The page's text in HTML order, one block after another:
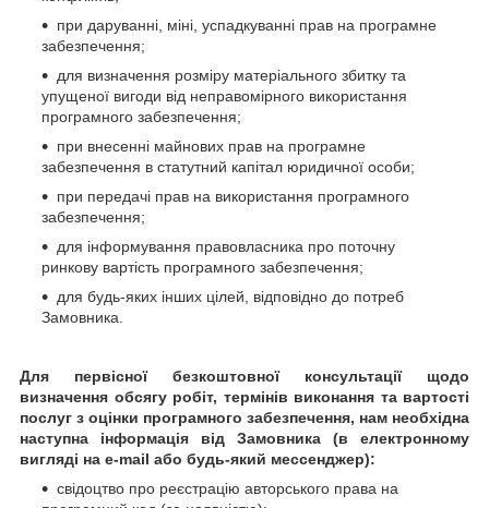
при даруванні, міні, успадкуванні прав на програмне
забезпечення;
для визначення розміру матеріального збитку та
упущеної вигоди від неправомірного використання
програмного забезпечення;
при внесенні майнових прав на програмне
забезпечення в статутний капітал юридичної особи;
при передачі прав на використання програмного
забезпечення;
для інформування правовласника про поточну
ринкову вартість програмного забезпечення;
для будь-яких інших цілей, відповідно до потреб
Замовника.
Для первісної безкоштовної консультації щодо
визначення обсягу робіт, термінів виконання та вартості
послуг з оцінки програмного забезпечення, нам необхідна
наступна інформація від Замовника (в електронному
вигляді на e-mail або будь-який мессенджер):
свідоцтво про реєстрацію авторського права на